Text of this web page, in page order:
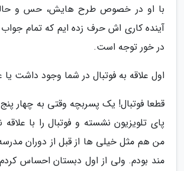
با او در خصوص طرح هایش، حس و
آینده کاری اش حرف زده ایم که تمام
در خور توجه است.
اول علاقه به فوتبال در شما وجود داشت یا
قطعا فوتبال! یک پسربچه وقتی به چهار
پای تلویزیون نشسته و فوتبال را با
من هم مثل خیلی ها از قبل از دوران مدرسه
مند بودم. ولی از اول دبستان احساس